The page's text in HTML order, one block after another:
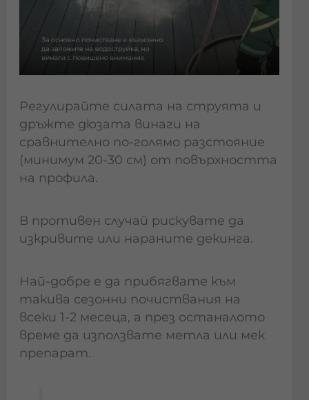
Регулирайте силата на струята и
дръжте дюзата винаги на
сравнително по-голямо разстояние
(минимум 20-30 см) от повърхността
на профила.
В противен случай рискувате да
изкривите или нараните декинга.
Най-добре е да прибягвате към
такива сезонни почиствания на
всеки 1-2 месеца, а през останалото
време да използвате метла или мек
препарат.